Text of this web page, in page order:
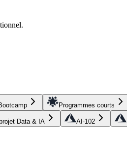
Programmes courts
Data & IA AI-102